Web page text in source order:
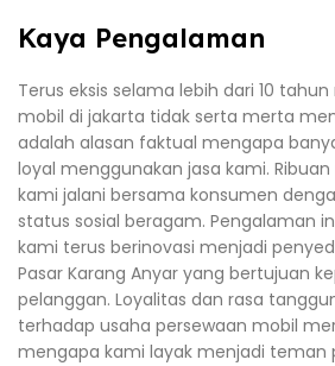
Kaya Pengalaman
Terus eksis selama lebih dari 10
mobil di jakarta tidak serta merta
adalah alasan faktual mengapa
loyal menggunakan jasa kami.
kami jalani bersama konsumen
status sosial beragam. Pengalaman
kami terus berinovasi menjadi
Pasar Karang Anyar yang bertujuan
pelanggan. Loyalitas dan rasa
terhadap usaha persewaan mobil
mengapa kami layak menjadi teman